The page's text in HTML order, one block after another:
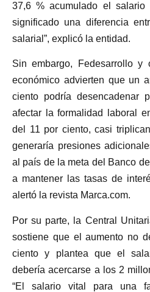
37,6 % acumulado el
significado una diferencia
salarial”, explicó la entidad.
Sin embargo, Fedesarrollo y
económico advierten que un
ciento podría desencadenar
afectar la formalidad laboral
del 11 por ciento, casi
generaría presiones
al país de la meta del Banco
a mantener las tasas de
alertó la revista Marca.com.
Por su parte, la Central
sostiene que el aumento no
ciento y plantea que el
debería acercarse a los 2
“El salario vital para una